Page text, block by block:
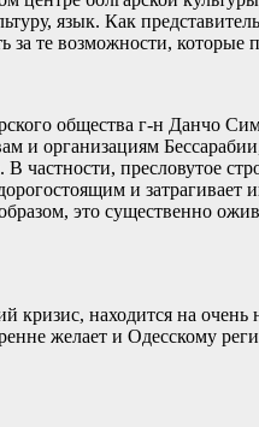
язык. Как
те возможности, которые
общества г-н Данчо
и организациям
пресловутое
и
это существенно
находится на
желает и Одесскому